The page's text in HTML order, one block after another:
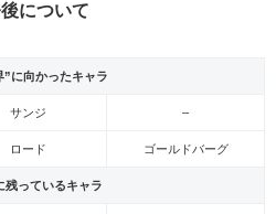
について
”に向かったキャラ
サンジ –
ロード ゴールドバーグ
残っているキャラ